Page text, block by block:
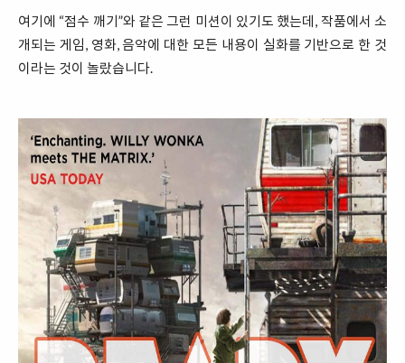
여기에 “점수 깨기”와 같은 그런 미션이 있기도 했는데, 작품에서 소
개되는 게임, 영화, 음악에 대한 모든 내용이 실화를 기반으로 한 것
이라는 것이 놀랐습니다.